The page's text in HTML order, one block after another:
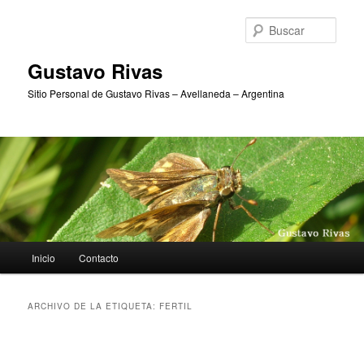
Gustavo Rivas
Sitio Personal de Gustavo Rivas – Avellaneda – Argentina
principal
Inicio Contacto
ARCHIVO DE LA ETIQUETA: FERTIL